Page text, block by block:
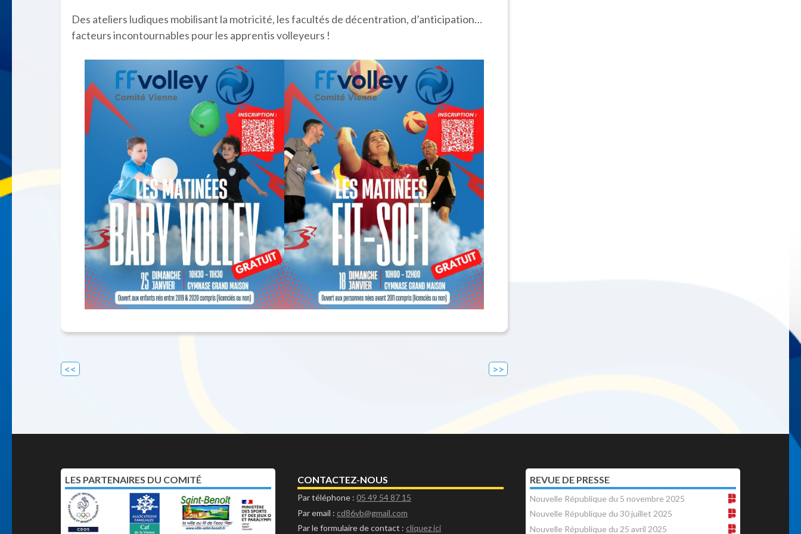
Des ateliers ludiques mobilisant la motricité, les facultés de décentration, d’anticipation…
facteurs incontournables pour les apprentis volleyeurs !
Navigation
LES PARTENAIRES DU COMITÉ CONTACTEZ-NOUS
Par téléphone :05 49 54 87 15
Par email : cd86vb@gmail.com
Par le formulaire de contact : cliquez ici
REVUE DE PRESSE
Nouvelle République du 5 novembre 2025
Nouvelle République du 30 juillet 2025
Nouvelle République du 25 avril 2025